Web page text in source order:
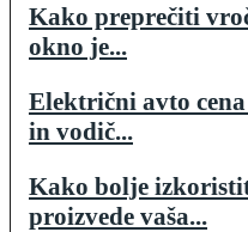
Kako preprečiti
okno je...
Električni avto
in vodič...
Kako bolje
proizvede vaša...